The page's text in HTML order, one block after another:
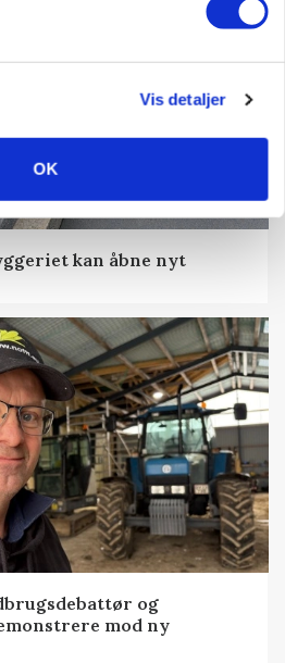
Vis detaljer
OK
kan åbne nyt
og
mod ny